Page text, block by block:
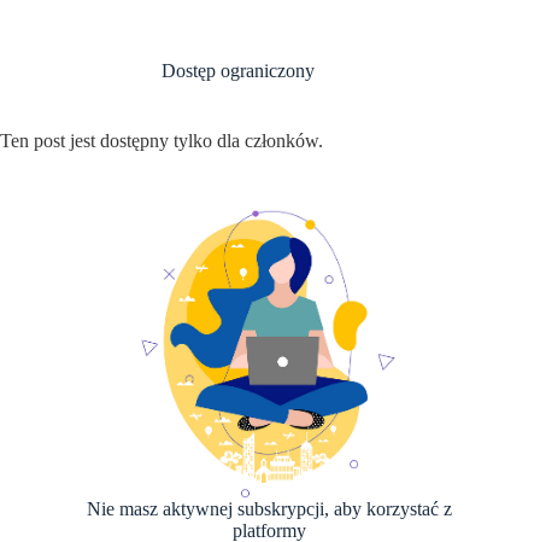
Dostęp ograniczony
Ten post jest dostępny tylko dla członków.
Nie masz aktywnej subskrypcji, aby korzystać z
platformy